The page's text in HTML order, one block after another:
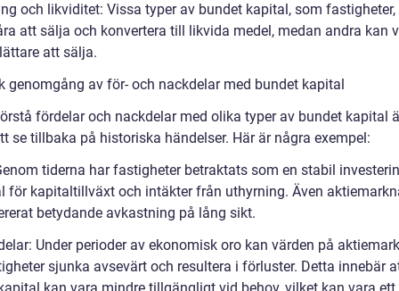
och likviditet: Vissa typer av bundet kapital, som fastigheter,
att sälja och konvertera till likvida medel, medan andra kan
att sälja.
genomgång av för- och nackdelar med bundet kapital
fördelar och nackdelar med olika typer av bundet kapital
se tillbaka på historiska händelser. Här är några exempel:
tiderna har fastigheter betraktats som en stabil
för kapitaltillväxt och intäkter från uthyrning. Även
betydande avkastning på lång sikt.
Under perioder av ekonomisk oro kan värden på
sjunka avsevärt och resultera i förluster. Detta innebär